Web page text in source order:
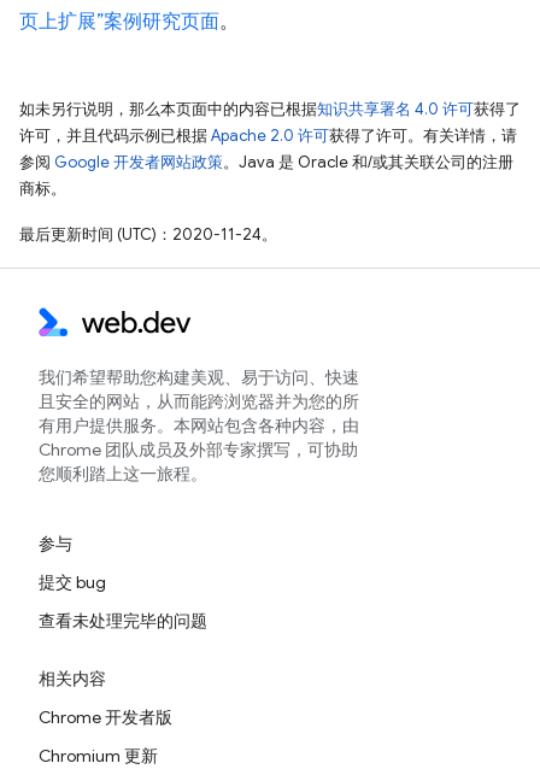
页上扩展”案例研究页面。
如未另行说明，那么本页面中的内容已根据知识共享署名 4.0 许可获得了
许可，并且代码示例已根据Apache 2.0 许可获得了许可。有关详情，请
参阅 Google 开发者网站政策。Java 是 Oracle 和/或其关联公司的注册
商标。
最后更新时间 (UTC)：2020-11-24。
我们希望帮助您构建美观、易于访问、快速
且安全的网站，从而能跨浏览器并为您的所
有用户提供服务。本网站包含各种内容，由
Chrome 团队成员及外部专家撰写，可协助
您顺利踏上这一旅程。
参与
提交 bug
查看未处理完毕的问题
相关内容
Chrome 开发者版
Chromium 更新